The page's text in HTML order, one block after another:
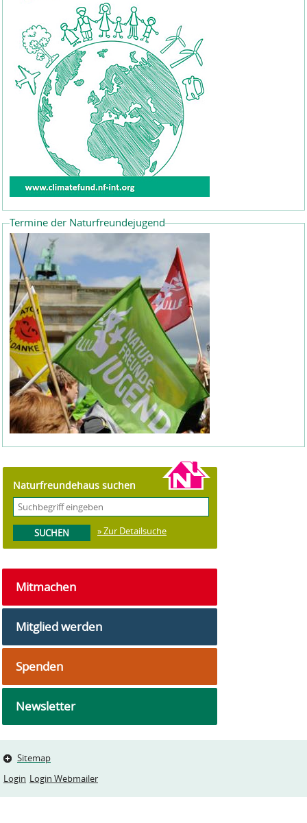
Termine der Naturfreundejugend
Naturfreundehaus suchen
» Zur Detailsuche
Mitmachen
Mitglied werden
Spenden
Newsletter
Sitemap
Login Login Webmailer